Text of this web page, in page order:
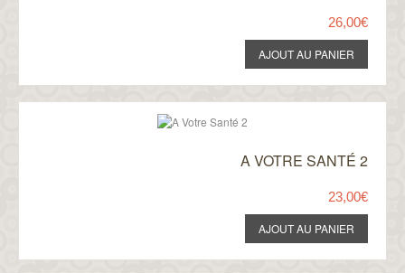
26,00€
A VOTRE SANTÉ 2
23,00€